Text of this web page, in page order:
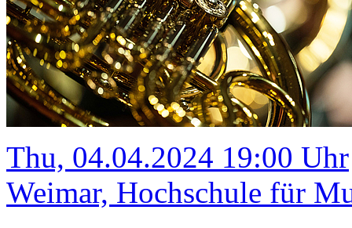
Thu, 04.04.2024 19:00 Uhr
Weimar, Hochschule für